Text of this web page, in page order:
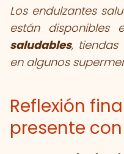
Los endulzantes
están disponibles
saludables, tiendas
en algunos
Reflexión
presente